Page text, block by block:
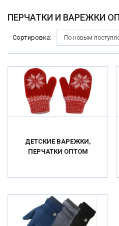
ПЕРЧАТКИ И ВАРЕЖКИ
Сортировка:
ДЕТСКИЕ ВАРЕЖКИ,
ПЕРЧАТКИ ОПТОМ